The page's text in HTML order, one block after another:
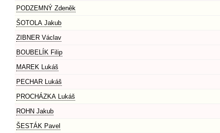
PODZEMNÝ Zdeněk
ŠOTOLA Jakub
ZIBNER Václav
BOUBELÍK Filip
MAREK Lukáš
PECHAR Lukáš
PROCHÁZKA Lukáš
ROHN Jakub
ŠESTÁK Pavel